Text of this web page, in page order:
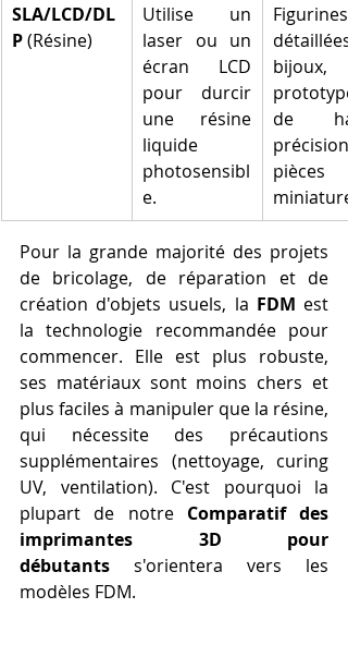
SLA/LCD/DL
P (Résine)
Utilise un
laser ou un
écran LCD
pour durcir
une résine
liquide
photosensibl
e.
Figurines
détaillées,
bijoux,
de
précision,
pièces
Pour la grande majorité des projets
de bricolage, de réparation et de
création d'objets usuels, la FDM est
la technologie recommandée pour
commencer. Elle est plus robuste,
ses matériaux sont moins chers et
plus faciles à manipuler que la résine,
qui nécessite des précautions
supplémentaires (nettoyage, curing
UV, ventilation). C'est pourquoi la
plupart de notre Comparatif des
imprimantes 3D pour
débutants s'orientera vers les
modèles FDM.